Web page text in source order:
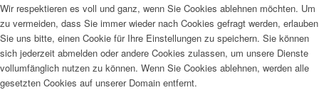
Wir respektieren es voll und ganz, wenn Sie Cookies ablehnen möchten. Um
zu vermeiden, dass Sie immer wieder nach Cookies gefragt werden, erlauben
Sie uns bitte, einen Cookie für Ihre Einstellungen zu speichern. Sie können
sich jederzeit abmelden oder andere Cookies zulassen, um unsere Dienste
vollumfänglich nutzen zu können. Wenn Sie Cookies ablehnen, werden alle
gesetzten Cookies auf unserer Domain entfernt.